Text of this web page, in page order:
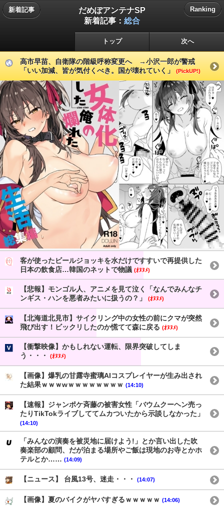
新着記事
だめぽアンテナSP
新着記事： 総合
Ranking
トップ 次へ
高市早苗、自衛隊の階級呼称変更へ →小沢一郎が警戒
「いい加減、皆が気付くべき。国が壊れていく」
(PickUP!)
客が使ったビールジョッキを水だけですすいで再提供した
日本の飲食店…韓国のネットで物議 (ｵﾇﾇﾒ)
【悲報】モンゴル人、アニメを見て泣く「なんでみんなチ
ンギス・ハンを悪者みたいに扱うの？」
(ｵﾇﾇﾒ)
【北海道北見市】サイクリング中の女性の前にクマが突然
飛び出す！ビックリしたのか慌てて森に戻る (ｵﾇﾇﾒ)
【衝撃映像】かもしれない運転、限界突破してしま
う・・・
(ｵﾇﾇﾒ)
【画像】爆乳の甘露寺蜜璃AIコスプレイヤーが生み出され
た結果ｗｗｗwｗｗｗｗｗｗｗｗ (14:10)
【速報】ジャンポケ斉藤の被害女性「バウムクーヘン売っ
たりTikTokライブしててムカついたから示談しなかった」
(14:10)
「みんなの演奏を被災地に届けよう!」とか言い出した吹
奏楽部の顧問、だが泊まる場所やご飯は現地のお寺とかホ
テルとか…… (14:09)
【ニュース】 台風13号、迷走・・・ (14:07)
【画像】夏のバイクがヤバすぎるｗｗｗｗｗ (14:06)